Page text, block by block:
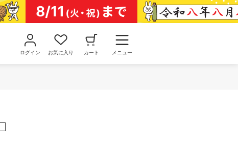
ログイン お気に入り カート メニュー